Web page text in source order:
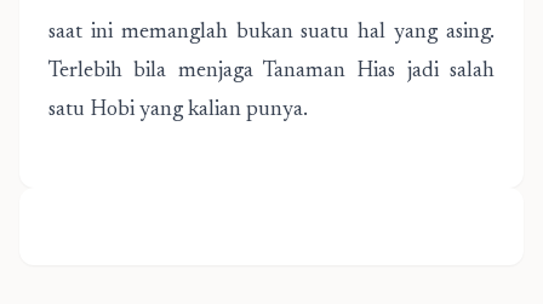
saat ini memanglah bukan suatu hal yang asing.
Terlebih bila menjaga Tanaman Hias jadi salah
satu Hobi yang kalian punya.